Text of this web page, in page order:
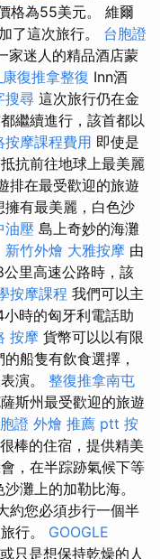
格為55美元。 維爾
了這次旅行。 台胞證
家迷人的精品酒店蒙
復推拿整復 Inn酒
搜尋 這次旅行仍在金
繼續進行，該首都以
按摩課程費用 即使是
抗前往地球上最美麗
排在最受歡迎的旅遊
有最美麗，白色沙
油壓 島上奇妙的海灘
新竹外燴 大雅按摩 由
里高速公路時，該
按摩課程 我們可以主
時的匈牙利電話助
按摩 貨幣可以以有限
船隻有飲食選擇，
演。 整復推拿南屯
斯州最受歡迎的旅遊
證 外燴 推薦 ptt 按
棒的住宿，提供精美
，在半踪跡氣候下等
灘上的加勒比海。
約您必須步行一個半
行。 GOOGLE
只是想保持乾燥的人